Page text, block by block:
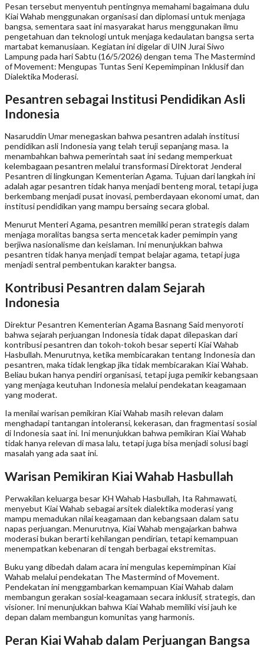
Pesan tersebut menyentuh pentingnya memahami bagaimana dulu
Kiai Wahab menggunakan organisasi dan diplomasi untuk menjaga
bangsa, sementara saat ini masyarakat harus menggunakan ilmu
pengetahuan dan teknologi untuk menjaga kedaulatan bangsa serta
martabat kemanusiaan. Kegiatan ini digelar di UIN Jurai Siwo
Lampung pada hari Sabtu (16/5/2026) dengan tema The Mastermind
of Movement: Mengupas Tuntas Seni Kepemimpinan Inklusif dan
Dialektika Moderasi.
Pesantren sebagai Institusi Pendidikan Asli
Indonesia
Nasaruddin Umar menegaskan bahwa pesantren adalah institusi
pendidikan asli Indonesia yang telah teruji sepanjang masa. Ia
menambahkan bahwa pemerintah saat ini sedang memperkuat
kelembagaan pesantren melalui transformasi Direktorat Jenderal
Pesantren di lingkungan Kementerian Agama. Tujuan dari langkah ini
adalah agar pesantren tidak hanya menjadi benteng moral, tetapi juga
berkembang menjadi pusat inovasi, pemberdayaan ekonomi umat, dan
institusi pendidikan yang mampu bersaing secara global.
Menurut Menteri Agama, pesantren memiliki peran strategis dalam
menjaga moralitas bangsa serta mencetak kader pemimpin yang
berjiwa nasionalisme dan keislaman. Ini menunjukkan bahwa
pesantren tidak hanya menjadi tempat belajar agama, tetapi juga
menjadi sentral pembentukan karakter bangsa.
Kontribusi Pesantren dalam Sejarah
Indonesia
Direktur Pesantren Kementerian Agama Basnang Said menyoroti
bahwa sejarah perjuangan Indonesia tidak dapat dilepaskan dari
kontribusi pesantren dan tokoh-tokoh besar seperti Kiai Wahab
Hasbullah. Menurutnya, ketika membicarakan tentang Indonesia dan
pesantren, maka tidak lengkap jika tidak membicarakan Kiai Wahab.
Beliau bukan hanya pendiri organisasi, tetapi juga pemikir kebangsaan
yang menjaga keutuhan Indonesia melalui pendekatan keagamaan
yang moderat.
Ia menilai warisan pemikiran Kiai Wahab masih relevan dalam
menghadapi tantangan intoleransi, kekerasan, dan fragmentasi sosial
di Indonesia saat ini. Ini menunjukkan bahwa pemikiran Kiai Wahab
tidak hanya relevan di masa lalu, tetapi juga bisa menjadi solusi bagi
masalah yang ada saat ini.
Warisan Pemikiran Kiai Wahab Hasbullah
Perwakilan keluarga besar KH Wahab Hasbullah, Ita Rahmawati,
menyebut Kiai Wahab sebagai arsitek dialektika moderasi yang
mampu memadukan nilai keagamaan dan kebangsaan dalam satu
napas perjuangan. Menurutnya, Kiai Wahab mengajarkan bahwa
moderasi bukan berarti kehilangan pendirian, tetapi kemampuan
menempatkan kebenaran di tengah berbagai ekstremitas.
Buku yang dibedah dalam acara ini mengulas kepemimpinan Kiai
Wahab melalui pendekatan The Mastermind of Movement.
Pendekatan ini menggambarkan kemampuan Kiai Wahab dalam
membangun gerakan sosial-keagamaan secara inklusif, strategis, dan
visioner. Ini menunjukkan bahwa Kiai Wahab memiliki visi jauh ke
depan dalam membangun komunitas yang harmonis.
Peran Kiai Wahab dalam Perjuangan Bangsa